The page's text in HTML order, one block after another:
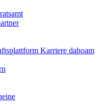
Karriere dahoam